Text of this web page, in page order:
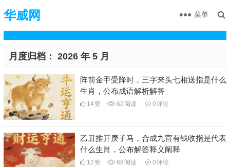
华威网 菜单
月度归档： 2026 年 5 月
阵前金甲受降时，三字来头七相送指是什么
生肖，公布成语解析解答
14赞 62 阅读 0评论
乙丑推开庚子马，合成九宫有钱收指是代表
什么生肖，公布解答释义阐释
12赞 68 阅读 0评论